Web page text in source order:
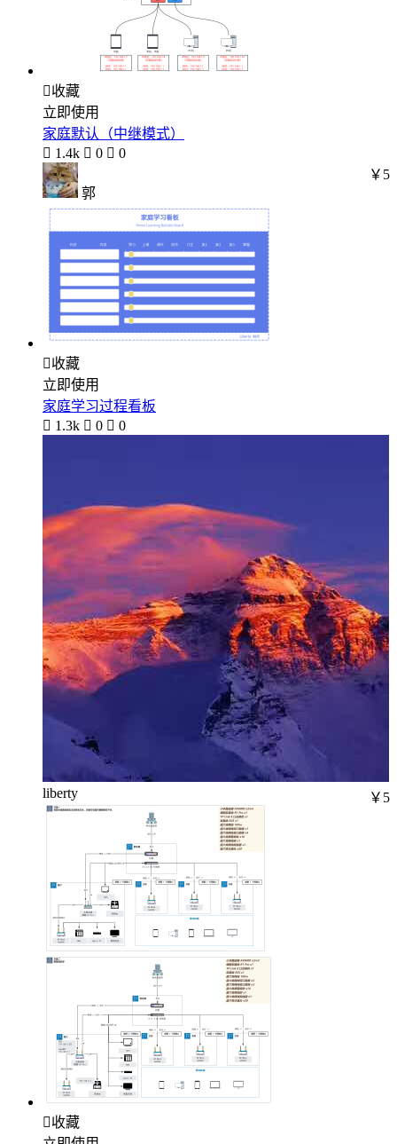
收藏
立即使用
家庭默认（中继模式）
 1.4k  0  0
郭
￥5
收藏
立即使用
家庭学习过程看板
 1.3k  0  0
liberty ￥5
收藏